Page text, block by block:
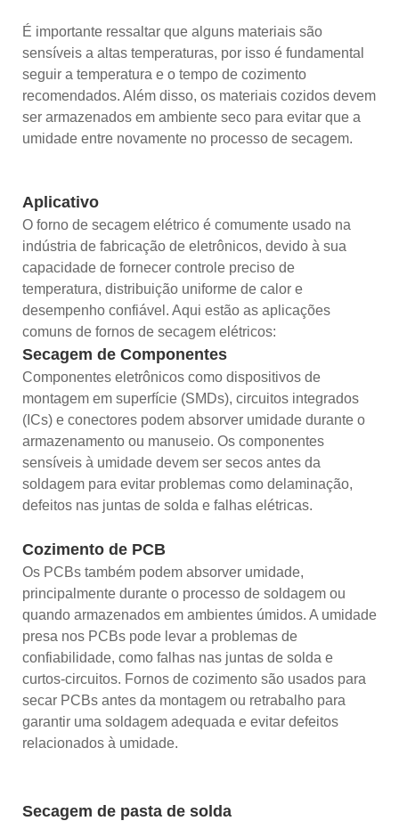
É importante ressaltar que alguns materiais são
sensíveis a altas temperaturas, por isso é fundamental
seguir a temperatura e o tempo de cozimento
recomendados. Além disso, os materiais cozidos devem
ser armazenados em ambiente seco para evitar que a
umidade entre novamente no processo de secagem.
Aplicativo
O forno de secagem elétrico é comumente usado na
indústria de fabricação de eletrônicos, devido à sua
capacidade de fornecer controle preciso de
temperatura, distribuição uniforme de calor e
desempenho confiável. Aqui estão as aplicações
comuns de fornos de secagem elétricos:
Secagem de Componentes
Componentes eletrônicos como dispositivos de
montagem em superfície (SMDs), circuitos integrados
(ICs) e conectores podem absorver umidade durante o
armazenamento ou manuseio. Os componentes
sensíveis à umidade devem ser secos antes da
soldagem para evitar problemas como delaminação,
defeitos nas juntas de solda e falhas elétricas.
Cozimento de PCB
Os PCBs também podem absorver umidade,
principalmente durante o processo de soldagem ou
quando armazenados em ambientes úmidos. A umidade
presa nos PCBs pode levar a problemas de
confiabilidade, como falhas nas juntas de solda e
curtos-circuitos. Fornos de cozimento são usados ​​para
secar PCBs antes da montagem ou retrabalho para
garantir uma soldagem adequada e evitar defeitos
relacionados à umidade.
Secagem de pasta de solda